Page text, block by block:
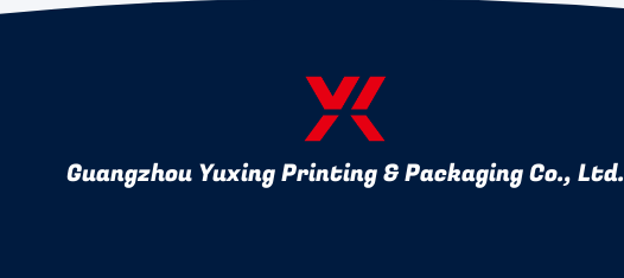
Guangzhou Yuxing Printing & Packaging Co., Ltd.